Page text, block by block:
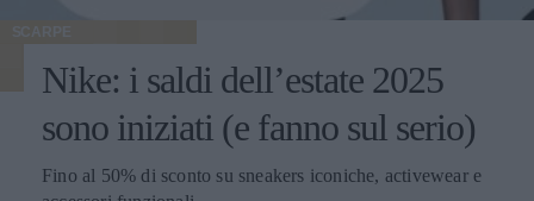
SCARPE
Nike: i saldi dell’estate 2025
sono iniziati (e fanno sul serio)
Fino al 50% di sconto su sneakers iconiche, activewear e